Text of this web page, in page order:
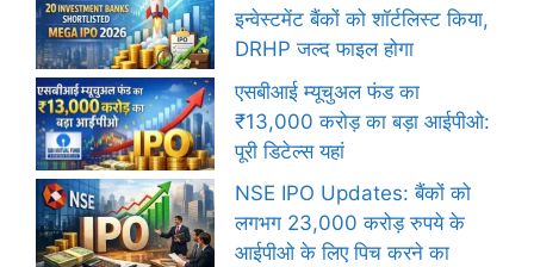
इन्वेस्टमेंट बैंकों को शॉर्टलिस्ट किया,
DRHP जल्द फाइल होगा
एसबीआई म्यूचुअल फंड का
₹13,000 करोड़ का बड़ा आईपीओ:
पूरी डिटेल्स यहां
NSE IPO Updates: बैंकों को
लगभग 23,000 करोड़ रुपये के
आईपीओ के लिए पिच करने का